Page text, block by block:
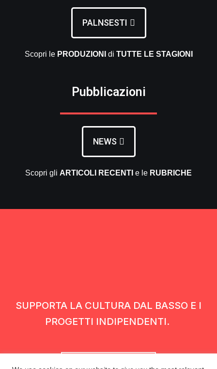
PALNSESTI
Scopri le PRODUZIONI di TUTTE LE STAGIONI
Pubblicazioni
NEWS
Scopri gli ARTICOLI RECENTI e le RUBRICHE
SUPPORTA LA CULTURA DAL BASSO E I
PROGETTI INDIPENDENTI.